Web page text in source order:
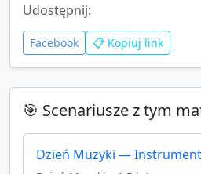
Udostępnij:
Facebook 📋 Kopiuj link
🎯 Scenariusze z tym
Dzień Muzyki —